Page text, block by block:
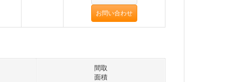
お問い合わせ
間取
面積